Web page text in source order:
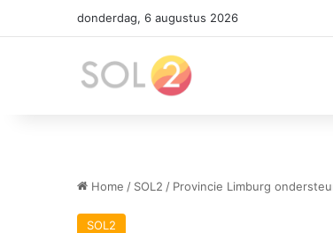
donderdag, 6 augustus 2026
Home / SOL2 / Provincie Limburg
SOL2